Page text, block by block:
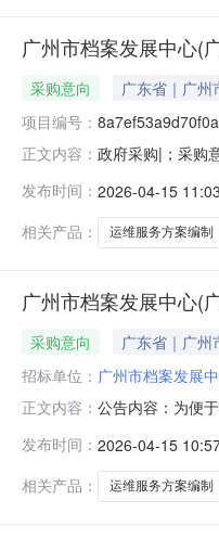
广州市档案发展中心(
采购意向 广东省｜广州
项目编号：
正文内容： 政府采购|；采购
（财库〔2020〕
发布时间： 2026-04-15 11:03
相关产品：
运维服务方案编制
广州市档案发展中心(
采购意向 广东省｜广州
招标单位： 广州市档案发展
正文内容： 公告内容：为便
音像资料馆2027-
系
发布时间： 2026-04-15
相关产品：
运维服务方案编制